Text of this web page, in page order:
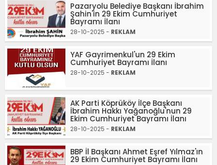
Pazaryolu Belediye Başkanı İbrahim
Şahin'in 29 Ekim Cumhuriyet
Bayramı İlanı
28-10-2025 - REKLAM
YAF Gayrimenkul'un 29 Ekim
Cumhuriyet Bayramı İlanı
28-10-2025 - REKLAM
AK Parti Köprüköy İlçe Başkanı
İbrahim Hakkı Yağanoğlu'nun 29
Ekim Cumhuriyet Bayramı İlanı
28-10-2025 - REKLAM
BBP İl Başkanı Ahmet Eşref Yılmaz'ın
29 Ekim Cumhuriyet Bayramı İlanı